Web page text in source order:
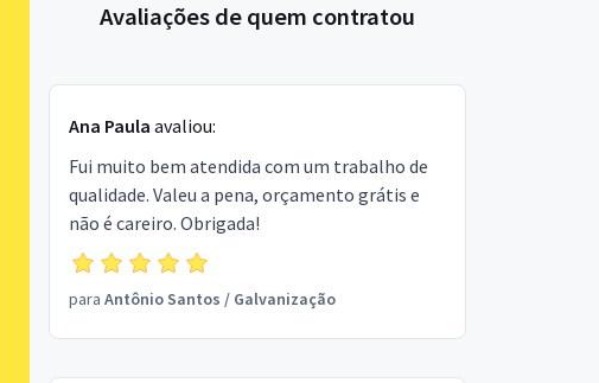
Avaliações de quem contratou
Ana Paula avaliou:
Fui muito bem atendida com um trabalho de
qualidade. Valeu a pena, orçamento grátis e
não é careiro. Obrigada!
para Antônio Santos / Galvanização